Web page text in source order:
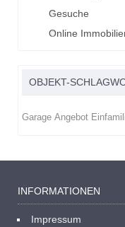
Gesuche
Online
OBJEKT-
Garage Angebot
INFORMATIONEN
Impressum